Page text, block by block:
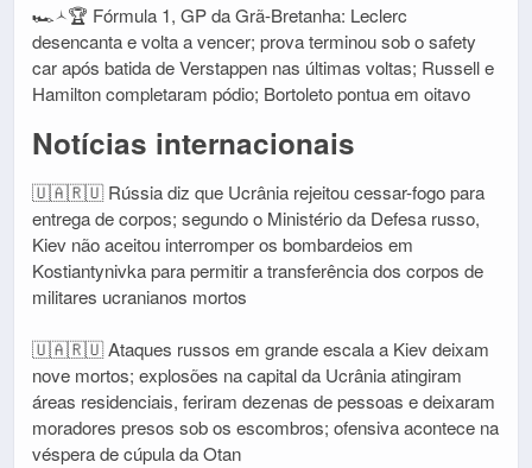
🏎‍🟀🏆 Fórmula 1, GP da Grã-Bretanha: Leclerc
desencanta e volta a vencer; prova terminou sob o safety
car após batida de Verstappen nas últimas voltas; Russell e
Hamilton completaram pódio; Bortoleto pontua em oitavo
Notícias internacionais
🇺🇦🇷🇺 Rússia diz que Ucrânia rejeitou cessar-fogo para
entrega de corpos; segundo o Ministério da Defesa russo,
Kiev não aceitou interromper os bombardeios em
Kostiantynivka para permitir a transferência dos corpos de
militares ucranianos mortos
🇺🇦🇷🇺 Ataques russos em grande escala a Kiev deixam
nove mortos; explosões na capital da Ucrânia atingiram
áreas residenciais, feriram dezenas de pessoas e deixaram
moradores presos sob os escombros; ofensiva acontece na
véspera de cúpula da Otan